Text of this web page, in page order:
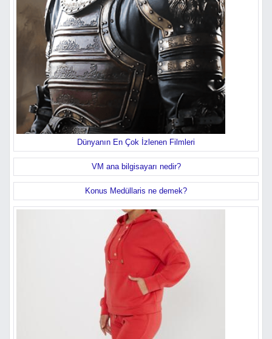
Dünyanın En Çok İzlenen Filmleri
VM ana bilgisayarı nedir?
Konus Medüllaris ne demek?